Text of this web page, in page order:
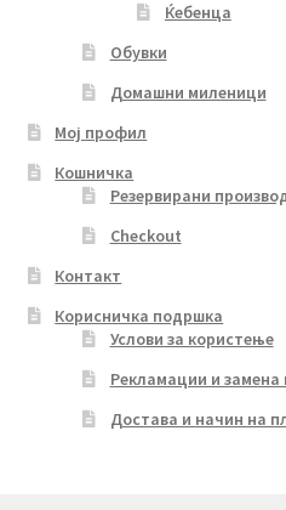
Ќебенца
Обувки
Домашни миленици
Мој профил
Кошничка
Резервирани
Checkout
Контакт
Корисничка подршка
Услови за користење
Рекламации и замена
Достава и начин на